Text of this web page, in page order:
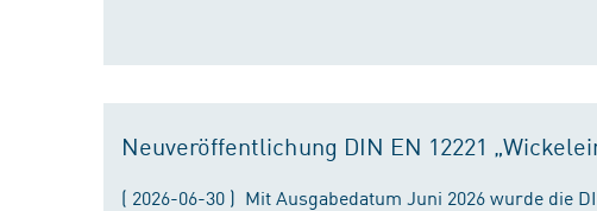
Neuveröffentlichung DIN EN 12221
( 2026-06-30 ) Mit Ausgabedatum Juni 2026 wurde die